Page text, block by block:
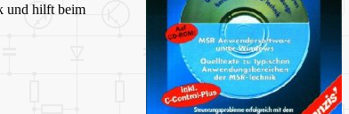
und hilft beim